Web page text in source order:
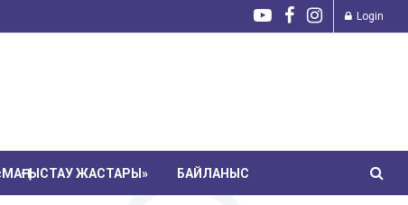
Login
ЖАСТАРЫ» БАЙЛАНЫС